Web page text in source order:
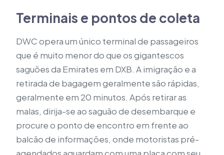
Terminais e pontos de coleta
DWC opera um único terminal de passageiros
que é muito menor do que os gigantescos
saguões da Emirates em DXB. A imigração e a
retirada de bagagem geralmente são rápidas,
geralmente em 20 minutos. Após retirar as
malas, dirija-se ao saguão de desembarque e
procure o ponto de encontro em frente ao
balcão de informações, onde motoristas pré-